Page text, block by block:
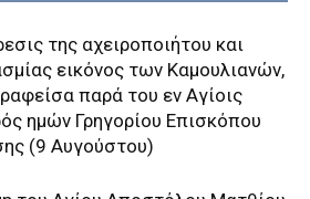
της αχειροποιήτου και
εικόνος των Kαμουλιανών,
παρά του εν Aγίοις
ημών Γρηγορίου Eπισκόπου
(9 Αυγούστου)